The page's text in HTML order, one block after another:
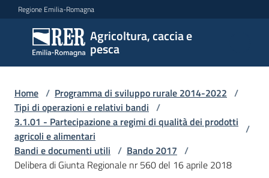
Vai al contenuto
Vai alla navigazione
Vai al footer
Regione Emilia-Romagna
Agricoltura, caccia e
pesca
Agricoltura,
caccia e
pesca
Argomenti
Novità
Home / Programma di sviluppo rurale 2014-2022 /
Tipi di operazioni e relativi bandi /
3.1.01 - Partecipazione a regimi di qualità dei prodotti
agricoli e alimentari
/
Bandi e documenti utili / Bando 2017 /
Delibera di Giunta Regionale nr 560 del 16 aprile 2018